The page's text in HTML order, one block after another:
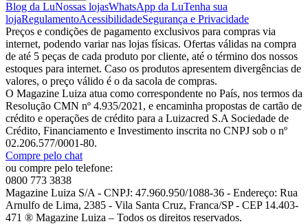
Blog da LuNossas lojasWhatsApp da LuTenha sua
lojaRegulamentoAcessibilidadeSegurança e Privacidade
Preços e condições de pagamento exclusivos para compras via
internet, podendo variar nas lojas físicas. Ofertas válidas na compra
de até 5 peças de cada produto por cliente, até o término dos nossos
estoques para internet. Caso os produtos apresentem divergências de
valores, o preço válido é o da sacola de compras.
O Magazine Luiza atua como correspondente no País, nos termos da
Resolução CMN nº 4.935/2021, e encaminha propostas de cartão de
crédito e operações de crédito para a Luizacred S.A Sociedade de
Crédito, Financiamento e Investimento inscrita no CNPJ sob o nº
02.206.577/0001-80.
Compre pelo chat
ou compre pelo telefone:
0800 773 3838
Magazine Luiza S/A - CNPJ: 47.960.950/1088-36 - Endereço: Rua
Arnulfo de Lima, 2385 - Vila Santa Cruz, Franca/SP - CEP 14.403-
471 ® Magazine Luiza – Todos os direitos reservados.